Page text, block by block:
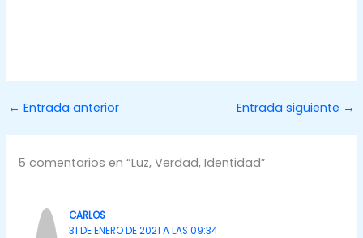
← Entrada anterior Entrada siguiente →
5 comentarios en “Luz, Verdad, Identidad”
CARLOS
31 DE ENERO DE 2021 A LAS 09:34